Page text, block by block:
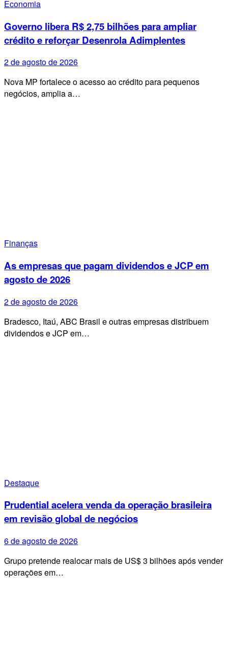
Economia
Governo libera R$ 2,75 bilhões para ampliar
crédito e reforçar Desenrola Adimplentes
2 de agosto de 2026
Nova MP fortalece o acesso ao crédito para pequenos
negócios, amplia a…
Finanças
As empresas que pagam dividendos e JCP em
agosto de 2026
2 de agosto de 2026
Bradesco, Itaú, ABC Brasil e outras empresas distribuem
dividendos e JCP em…
Destaque
Prudential acelera venda da operação brasileira
em revisão global de negócios
6 de agosto de 2026
Grupo pretende realocar mais de US$ 3 bilhões após vender
operações em…